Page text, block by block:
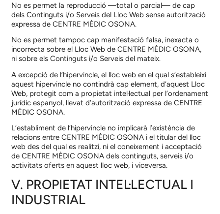
No es permet la reproducció —total o parcial— de cap
dels Continguts i/o Serveis del Lloc Web sense autorització
expressa deCENTRE MÈDIC OSONA.
No es permet tampoc cap manifestació falsa, inexacta o
incorrecta sobre el Lloc Web deCENTRE MÈDIC OSONA,
ni sobre els Continguts i/o Serveis del mateix.
A excepció de l’hipervincle, el lloc web en el qual s’estableixi
aquest hipervincle no contindrà cap element, d’aquest Lloc
Web, protegit com a propietat intel·lectual per l’ordenament
jurídic espanyol, llevat d’autorització expressa deCENTRE
MÈDIC OSONA.
L’establiment de l’hipervincle no implicarà l’existència de
relacions entreCENTRE MÈDIC OSONA i el titular del lloc
web des del qual es realitzi, ni el coneixement i acceptació
deCENTRE MÈDIC OSONA dels continguts, serveis i/o
activitats oferts en aquest lloc web, i viceversa.
V. PROPIETAT INTEL·LECTUAL I
INDUSTRIAL